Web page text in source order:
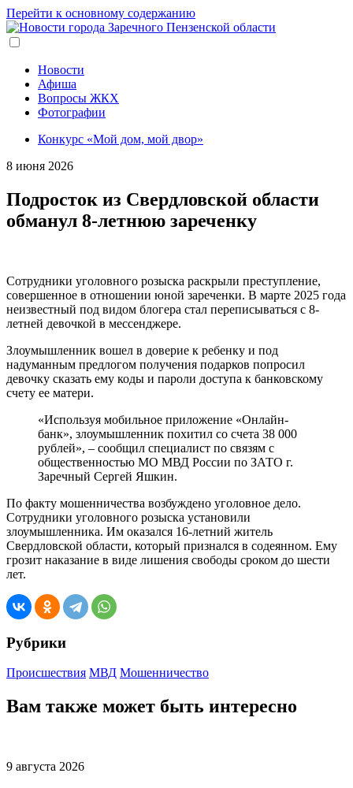
Перейти к основному содержанию
Новости
Афиша
Вопросы ЖКХ
Фотографии
Конкурс «Мой дом, мой двор»
8 июня 2026
Подросток из Свердловской области
обманул 8-летнюю зареченку
Сотрудники уголовного розыска раскрыли преступление,
совершенное в отношении юной зареченки. В марте 2025 года
неизвестный под видом блогера стал переписываться с 8-
летней девочкой в мессенджере.
Злоумышленник вошел в доверие к ребенку и под
надуманным предлогом получения подарков попросил
девочку сказать ему коды и пароли доступа к банковскому
счету ее матери.
«Используя мобильное приложение «Онлайн-
банк», злоумышленник похитил со счета 38 000
рублей», – сообщил специалист по связям с
общественностью МО МВД России по ЗАТО г.
Заречный Сергей Яшкин.
По факту мошенничества возбуждено уголовное дело.
Сотрудники уголовного розыска установили
злоумышленника. Им оказался 16-летний житель
Свердловской области, который признался в содеянном. Ему
грозит наказание в виде лишения свободы сроком до шести
лет.
Рубрики
Происшествия МВД Мошенничество
Вам также может быть интересно
9 августа 2026